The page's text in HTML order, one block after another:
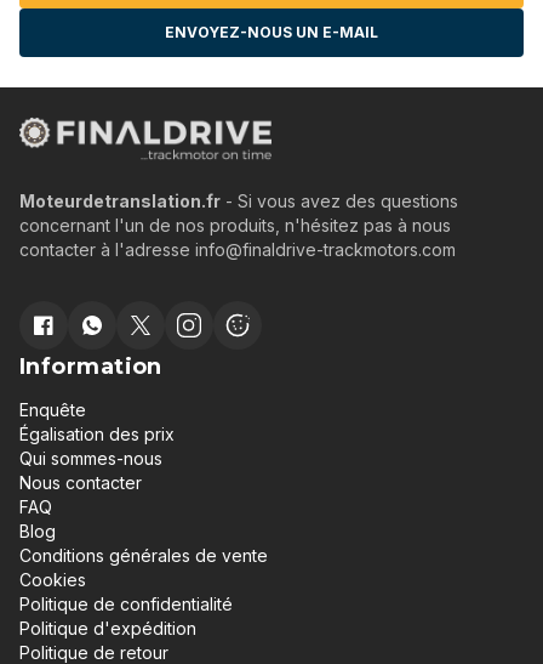
ENVOYEZ-NOUS UN E-MAIL
Moteurdetranslation.fr - Si vous avez des questions
concernant l'un de nos produits, n'hésitez pas à nous
contacter à l'adresse info@finaldrive-trackmotors.com
Information
Enquête
Égalisation des prix
Qui sommes-nous
Nous contacter
FAQ
Blog
Conditions générales de vente
Cookies
Politique de confidentialité
Politique d'expédition
Politique de retour